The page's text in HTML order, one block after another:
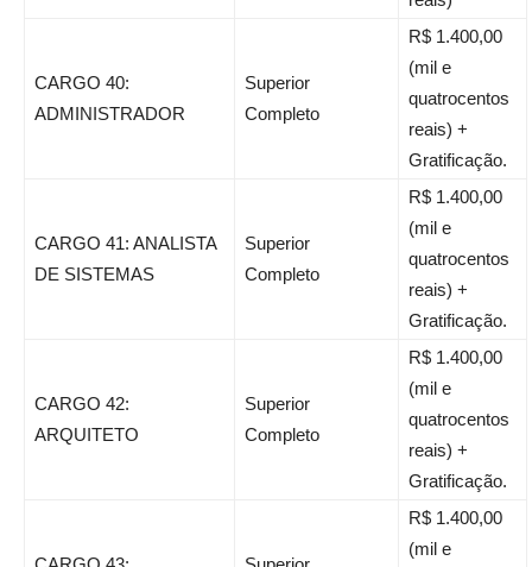
CARGO 40:
ADMINISTRADOR
Superior
Completo
R$ 1.400,00
(mil e
quatrocentos
reais) +
Gratificação.
CARGO 41: ANALISTA
DE SISTEMAS
Superior
Completo
R$ 1.400,00
(mil e
quatrocentos
reais) +
Gratificação.
CARGO 42:
ARQUITETO
Superior
Completo
R$ 1.400,00
(mil e
quatrocentos
reais) +
Gratificação.
R$ 1.400,00
(mil e